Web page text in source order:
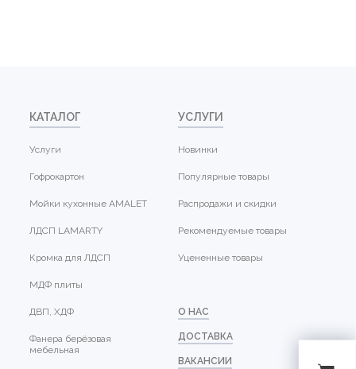
КАТАЛОГ
Услуги
Гофрокартон
Мойки кухонные AMALET
ЛДСП LAMARTY
Кромка для ЛДСП
МДФ плиты
ДВП, ХДФ
Фанера берёзовая
мебельная
УСЛУГИ
Новинки
Популярные товары
Распродажи и скидки
Рекомендуемые товары
Уцененные товары
О НАС
ДОСТАВКА
ВАКАНСИИ